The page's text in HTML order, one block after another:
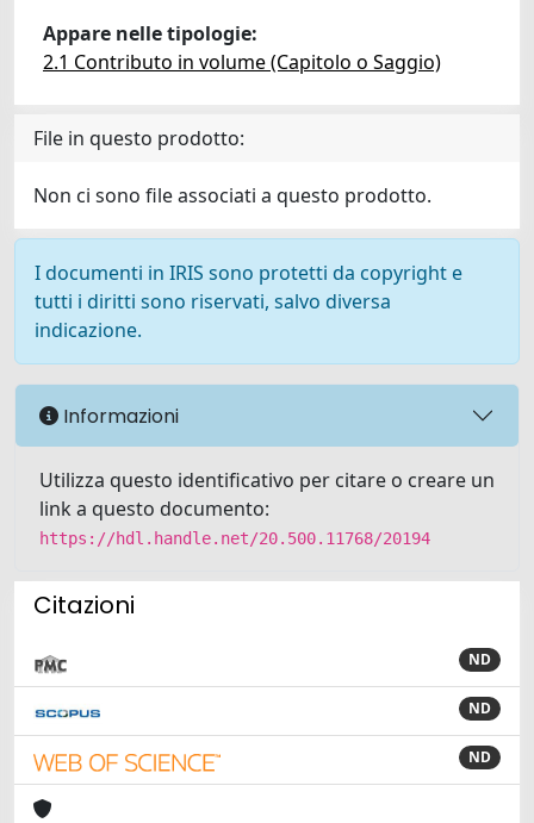
Appare nelle tipologie:
2.1 Contributo in volume (Capitolo o Saggio)
File in questo prodotto:
Non ci sono file associati a questo prodotto.
I documenti in IRIS sono protetti da copyright e
tutti i diritti sono riservati, salvo diversa
indicazione.
Informazioni
Utilizza questo identificativo per citare o creare un
link a questo documento:
https://hdl.handle.net/20.500.11768/20194
Citazioni
ND
ND
ND